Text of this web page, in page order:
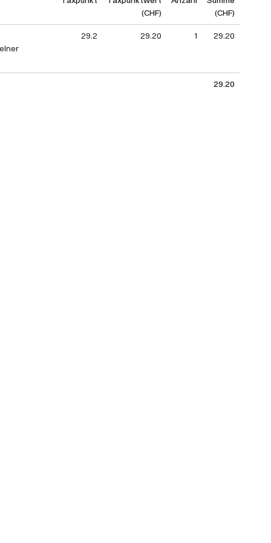
(CHF)
(CHF)
29.2 29.20 1 29.20
29.20